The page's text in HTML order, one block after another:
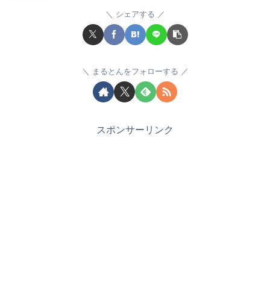
シェアする
まるとんをフォローする
スポンサーリンク